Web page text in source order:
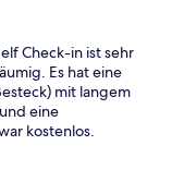
Check-in ist sehr
Es hat eine
mit langem
eine
kostenlos.
und
mit einem